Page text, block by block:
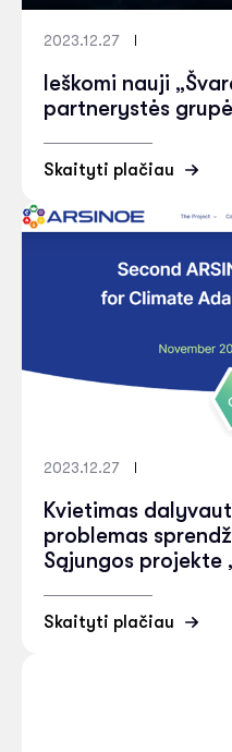
2023.12.27
Ieškomi nauji
partnerystės
Skaityti plačiau
2023.12.27
Kvietimas
problemas
Sąjungos projekte
Skaityti plačiau